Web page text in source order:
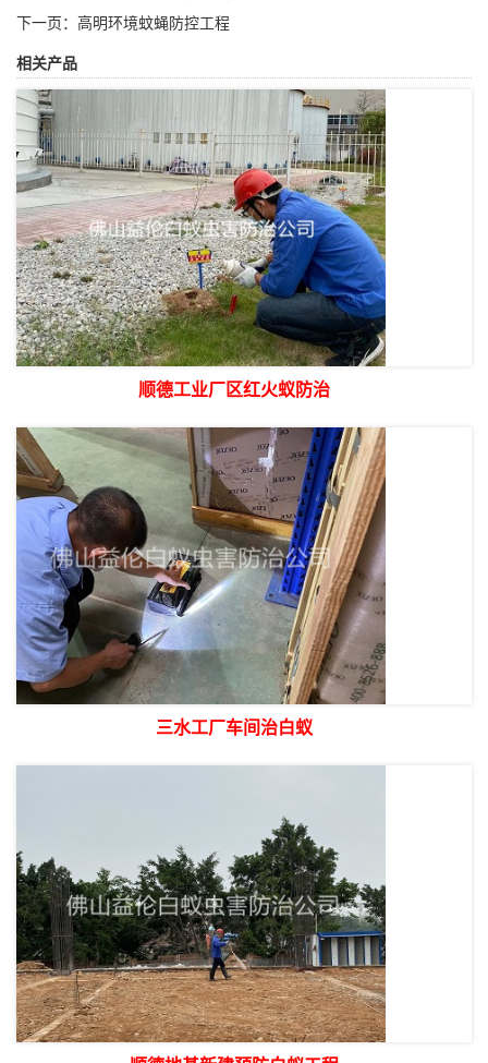
下一页： 高明环境蚊蝇防控工程
相关产品
顺德工业厂区红火蚁防治
三水工厂车间治白蚁